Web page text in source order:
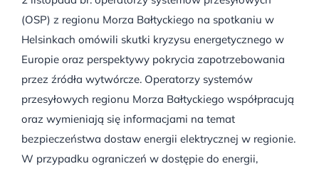
(OSP) z regionu Morza Bałtyckiego na spotkaniu w
Helsinkach omówili skutki kryzysu energetycznego w
Europie oraz perspektywy pokrycia zapotrzebowania
przez źródła wytwórcze. Operatorzy systemów
przesyłowych regionu Morza Bałtyckiego współpracują
oraz wymieniają się informacjami na temat
bezpieczeństwa dostaw energii elektrycznej w regionie.
W przypadku ograniczeń w dostępie do energii,